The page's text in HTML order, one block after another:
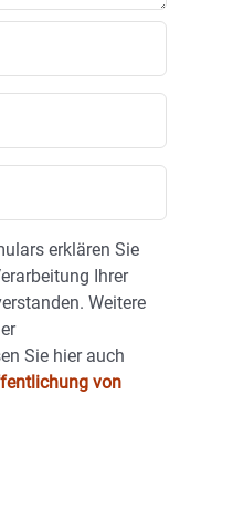
erklären Sie
Ihrer
Weitere
Sie hier auch
von